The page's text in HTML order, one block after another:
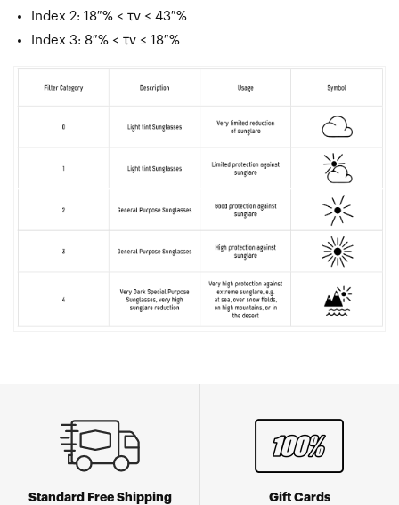
Index 2: 18 % < τv ≤ 43 %
Index 3: 8 % < τv ≤ 18 %
Standard Free Shipping Gift Cards